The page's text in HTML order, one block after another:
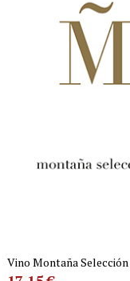
Vino Montaña Selección